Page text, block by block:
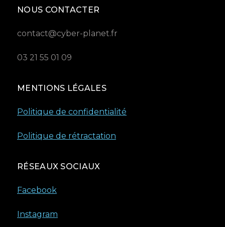
NOUS CONTACTER
contact@cyber-planet.fr
03 21 55 01 09
MENTIONS LÉGALES
Politique de confidentialité
Politique de rétractation
RÉSEAUX SOCIAUX
Facebook
Instagram